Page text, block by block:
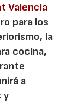
Valencia
para los
la
cocina,
a
y